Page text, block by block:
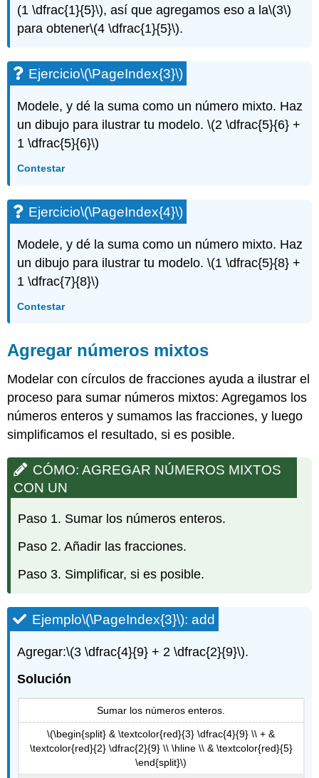
(1 \dfrac{1}{5}\), así que agregamos eso a la\(3\)
para obtener\(4 \dfrac{1}{5}\).
Ejercicio\(\PageIndex{3}\)
Modele, y dé la suma como un número mixto. Haz
un dibujo para ilustrar tu modelo.\(2 \dfrac{5}{6} +
1 \dfrac{5}{6}\)
Contestar
Ejercicio\(\PageIndex{4}\)
Modele, y dé la suma como un número mixto. Haz
un dibujo para ilustrar tu modelo.\(1 \dfrac{5}{8} +
1 \dfrac{7}{8}\)
Contestar
Agregar números mixtos
Modelar con círculos de fracciones ayuda a ilustrar el
proceso para sumar números mixtos: Agregamos los
números enteros y sumamos las fracciones, y luego
simplificamos el resultado, si es posible.
CÓMO: AGREGAR NÚMEROS MIXTOS
CON UN
Paso 1. Sumar los números enteros.
Paso 2. Añadir las fracciones.
Paso 3. Simplificar, si es posible.
Ejemplo\(\PageIndex{3}\): add
Agregar:\(3 \dfrac{4}{9} + 2 \dfrac{2}{9}\).
Solución
Sumar los números enteros.
\(\begin{split} & \textcolor{red}{3} \dfrac{4}{9} \\ + &
\textcolor{red}{2} \dfrac{2}{9} \\ \hline \\ & \textcolor{red}{5}
\end{split}\)